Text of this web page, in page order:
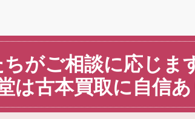
がご相談に応じま
は古本買取に自信